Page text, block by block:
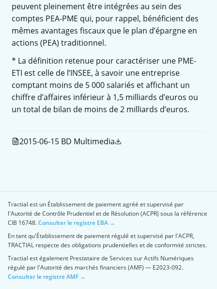
peuvent pleinement être intégrées au sein des
comptes PEA-PME qui, pour rappel, bénéficient des
mêmes avantages fiscaux que le plan d’épargne en
actions (PEA) traditionnel.
* La définition retenue pour caractériser une PME-
ETI est celle de l’INSEE, à savoir une entreprise
comptant moins de 5 000 salariés et affichant un
chiffre d’affaires inférieur à 1,5 milliards d’euros ou
un total de bilan de moins de 2 milliards d’euros.
2015-06-15 BD Multimedia
Tractial est un Établissement de paiement agréé et supervisé par
l'Autorité de Contrôle Prudentiel et de Résolution (ACPR) sous la référence
CIB 16748.Consulter le registre EBA →
En tant qu'Établissement de paiement régulé et supervisé par l'ACPR,
TRACTIAL respecte des obligations prudentielles et de conformité strictes.
Tractial est également Prestataire de Services sur Actifs Numériques
régulé par l'Autorité des marchés financiers (AMF) — E2023-092.
Consulter le registre AMF →